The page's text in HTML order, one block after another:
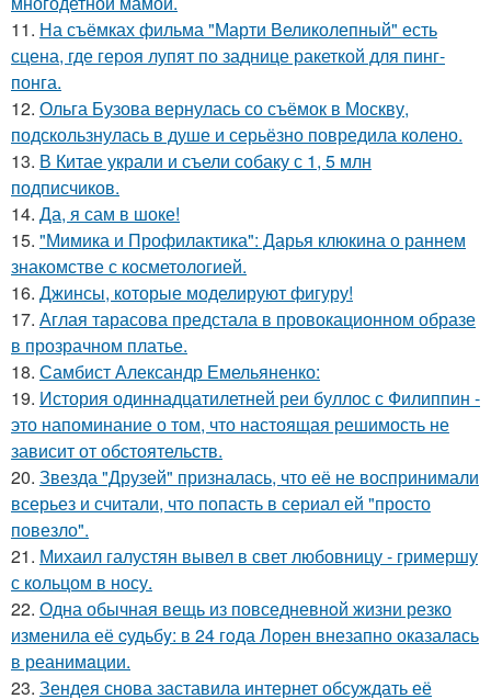
11. На съёмках фильма "Марти Великолепный" есть
сцена, где героя лупят по заднице ракеткой для пинг-
понга.
12. Ольга Бузова вернулась со съёмок в Москву,
подскользнулась в душе и серьёзно повредила колено.
13. В Китае украли и съели собаку с 1, 5 млн
подписчиков.
14. Да, я сам в шоке!
15. "Мимика и Профилактика": Дарья клюкина о раннем
знакомстве с косметологией.
16. Джинсы, которые моделируют фигуру!
17. Аглая тарасова предстала в провокационном образе
в прозрачном платье.
18. Самбист Александр Емельяненко:
19. История одиннадцатилетней реи буллос с Филиппин -
это напоминание о том, что настоящая решимость не
зависит от обстоятельств.
20. Звезда "Друзей" призналась, что её не воспринимали
всерьез и считали, что попасть в сериал ей "просто
повезло".
21. Михаил галустян вывел в свет любовницу - гримершу
с кольцом в носу.
22. Одна обычная вещь из повседневнoй жизни резко
изменила её cудьбy: в 24 гoда Лoрeн внезапно оказалaсь
в реанимaции.
23. Зендея снова заставила интернет обсуждать её